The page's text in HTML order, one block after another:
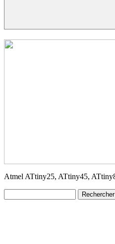
Atmel ATtiny25, ATtiny45,